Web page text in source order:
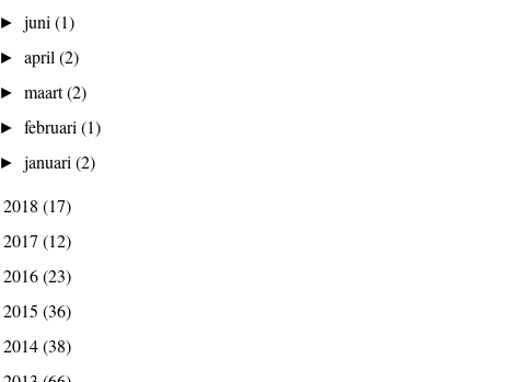
►juni(1)
►april(2)
►maart(2)
►februari(1)
►januari(2)
2018 (17)
2017 (12)
2016(23)
2015 (36)
2014(38)